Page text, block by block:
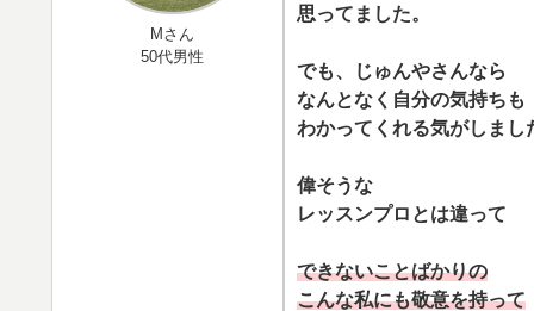
Mさん
50代男性
思ってました。
でも、じゅんやさんなら
なんとなく自分の気持ちも
わかってくれる気がしまし
偉そうな
レッスンプロとは違って
できないことばかりの
こんな私にも敬意を持って